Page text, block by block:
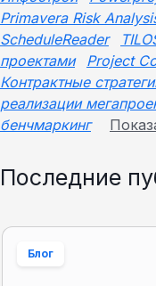
Primavera Risk
ScheduleReader
проектами
Project
Контрактные
реализации
бенчмаркинг
Последние
Блог